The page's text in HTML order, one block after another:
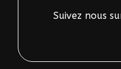
Suivez nous